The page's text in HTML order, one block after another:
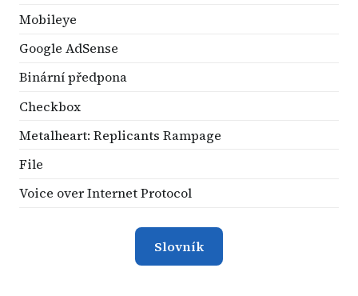
Mobileye
Google AdSense
Binární předpona
Checkbox
Metalheart: Replicants Rampage
File
Voice over Internet Protocol
Slovník